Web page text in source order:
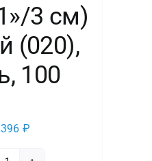
3 см)
(020),
100
396 ₽